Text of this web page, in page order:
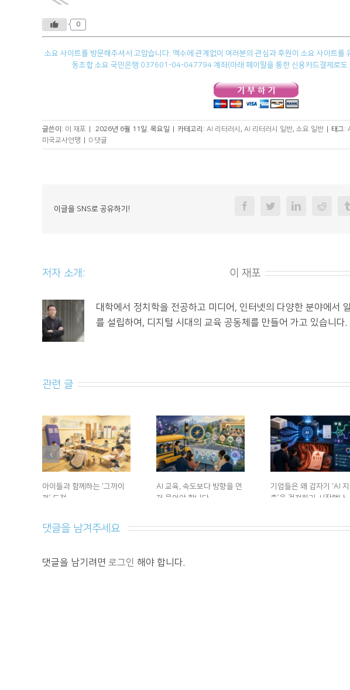
0
소요 사이트를 방문해주셔서 고맙습니다. 액수에 관계없이 여러분의 관심과 후원이 소요 사이트를
동조합 소요 국민은행 037601-04-047794 계좌(아래 페이팔을 통한 신용카드결제로도
글쓴이: 이 재포 2026년 6월 11일. 목요일 카테고리: AI 리터러시 , AI 리터러시 일반, 소요 일반 태그:
미국교사연맹
0 댓글
이글을 SNS로 공유하기! FacebookTwitterLinkedinReddit
이 재포
대학에서 정치학을 전공하고 미디어, 인터넷의 다양한 분야에서
를 설립하여, 디지털 시대의 교육 공동체를 만들어 가고 있습니다.
관련 글
아이들과 함께하는 ‘그까이
꺼’ 도전
AI 교육, 속도보다 방향을 먼
저 물어야 합니다
기업들은 왜 갑자기 ‘AI 지
출’을 걱정하기 시작했나
댓글을 남겨주세요
댓글을 남기려면 로그인 해야 합니다.